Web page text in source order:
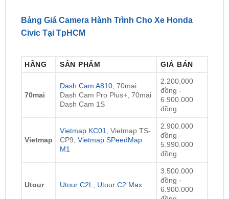
Địa Chỉ Lắp Đặt Camera Hành Trình Ô Tô Honda Civic
Bảng Giá Camera Hành Trình Cho Xe Honda
SẢN PHẨM GIÁ BÁN
70mai
Dash Cam A810 , 70mai
Dash Cam Pro Plus+, 70mai
Dash Cam 1S
2.200.000
đồng -
6.900.000
đồng
Vietmap
CP9,
Vietmap SPeedMap
M1
2.900.000
đồng -
5.990.000
đồng